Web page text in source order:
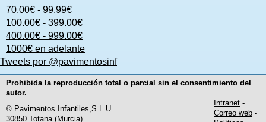
70.00€ - 99.99€
100.00€ - 399.00€
400.00€ - 999.00€
1000€ en adelante
Tweets por @pavimentosinf
Prohibida la reproducción total o parcial sin el consentimiento del
autor.
© Pavimentos Infantiles,S.L.U
30850 Totana (Murcia)
Intranet -
Correo web -